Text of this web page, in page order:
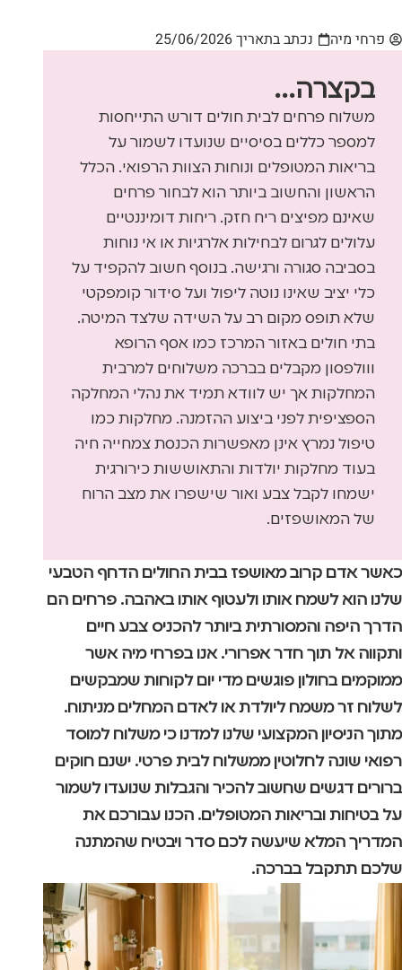
פרחי מיה נכתב בתאריך25/06/2026
בקצרה...
משלוח פרחים לבית חולים דורש התייחסות
למספר כללים בסיסיים שנועדו לשמור על
בריאות המטופלים ונוחות הצוות הרפואי. הכלל
הראשון והחשוב ביותר הוא לבחור פרחים
שאינם מפיצים ריח חזק. ריחות דומיננטיים
עלולים לגרום לבחילות אלרגיות או אי נוחות
בסביבה סגורה ורגישה. בנוסף חשוב להקפיד על
כלי יציב שאינו נוטה ליפול ועל סידור קומפקטי
שלא תופס מקום רב על השידה שלצד המיטה.
בתי חולים באזור המרכז כמו אסף הרופא
ווולפסון מקבלים בברכה משלוחים למרבית
המחלקות אך יש לוודא תמיד את נהלי המחלקה
הספציפית לפני ביצוע ההזמנה. מחלקות כמו
טיפול נמרץ אינן מאפשרות הכנסת צמחייה חיה
בעוד מחלקות יולדות והתאוששות כירורגית
ישמחו לקבל צבע ואור שישפרו את מצב הרוח
של המאושפזים.
כאשר אדם קרוב מאושפז בבית החולים הדחף הטבעי
שלנו הוא לשמח אותו ולעטוף אותו באהבה. פרחים הם
הדרך היפה והמסורתית ביותר להכניס צבע חיים
ותקווה אל תוך חדר אפרורי. אנו בפרחי מיה אשר
ממוקמים בחולון פוגשים מדי יום לקוחות שמבקשים
לשלוח זר משמח ליולדת או לאדם המחלים מניתוח.
מתוך הניסיון המקצועי שלנו למדנו כי משלוח למוסד
רפואי שונה לחלוטין ממשלוח לבית פרטי. ישנם חוקים
ברורים דגשים שחשוב להכיר והגבלות שנועדו לשמור
על בטיחות ובריאות המטופלים. הכנו עבורכם את
המדריך המלא שיעשה לכם סדר ויבטיח שהמתנה
שלכם תתקבל בברכה.